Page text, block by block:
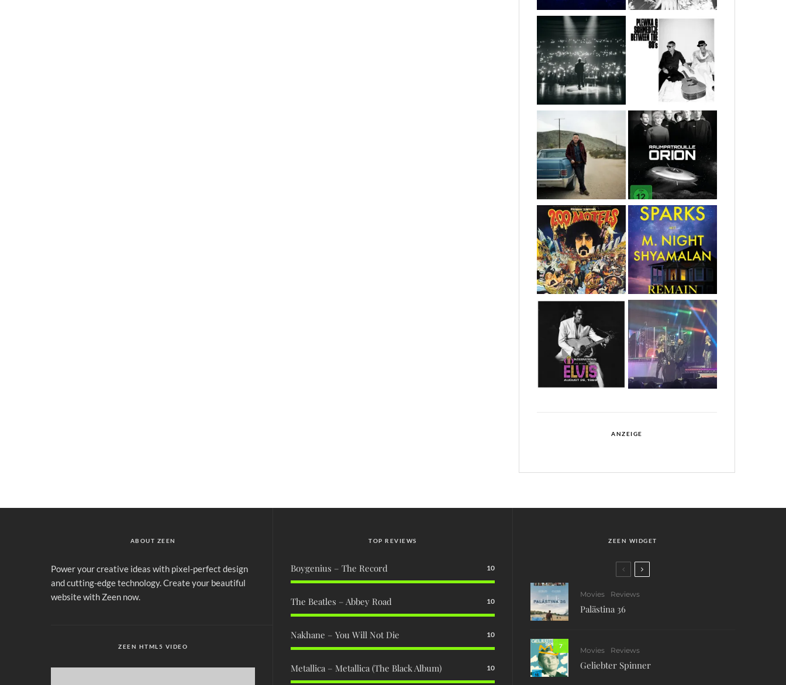
ANZEIGE
ABOUT ZEEN
Power your creative ideas with pixel-perfect design
and cutting-edge technology. Create your beautiful
website with Zeen now.
ZEEN HTML5 VIDEO
TOP REVIEWS
Boygenius – The Record 10
The Beatles – Abbey Road 10
Nakhane – You Will Not Die 10
Metallica – Metallica (The Black Album) 10
ZEEN WIDGET
Movies Reviews
Palästina 36
7
Movies Reviews
Geliebter Spinner